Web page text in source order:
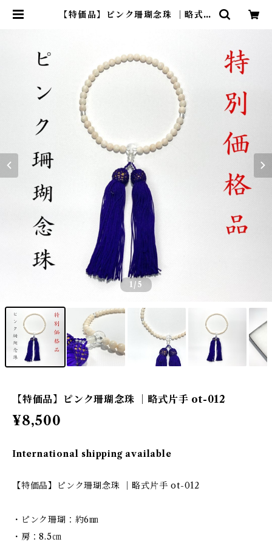
【特価品】ピンク珊瑚念珠 ｜略式片
1 /5
【特価品】ピンク珊瑚念珠 ｜略式片手 ot-012
¥8,500
International shipping available
【特価品】ピンク珊瑚念珠 ｜略式片手 ot-012
・ピンク珊瑚：約6㎜
・房：8.5㎝